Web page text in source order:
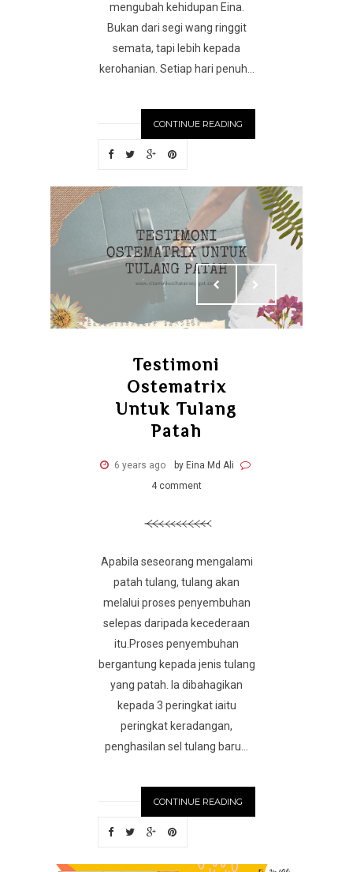
mengubah kehidupan Eina.
Bukan dari segi wang ringgit
semata, tapi lebih kepada
kerohanian. Setiap hari penuh...
CONTINUE READING
Testimoni
Ostematrix
Untuk Tulang
Patah
6 years ago
by Eina Md Ali
4 comment
Apabila seseorang mengalami
patah tulang, tulang akan
melalui proses penyembuhan
selepas daripada kecederaan
itu.Proses penyembuhan
bergantung kepada jenis tulang
yang patah. Ia dibahagikan
kepada 3 peringkat iaitu
peringkat keradangan,
penghasilan sel tulang baru...
CONTINUE READING